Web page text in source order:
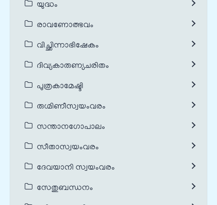
യുദ്ധം
രാവണോത്ഭവം
വിച്ഛിന്നാഭിഷേകം
ദിവ്യകാരുണ്യചരിതം
പുത്രകാമേഷ്ടി
രുഗ്മിണീസ്വയംവരം
സന്താനഗോപാലം
സീതാസ്വയംവരം
ദേവയാനി സ്വയംവരം
സേതുബന്ധനം